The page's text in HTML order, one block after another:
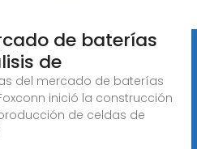
de baterías
de
del mercado de baterías
inició la construcción
de celdas de